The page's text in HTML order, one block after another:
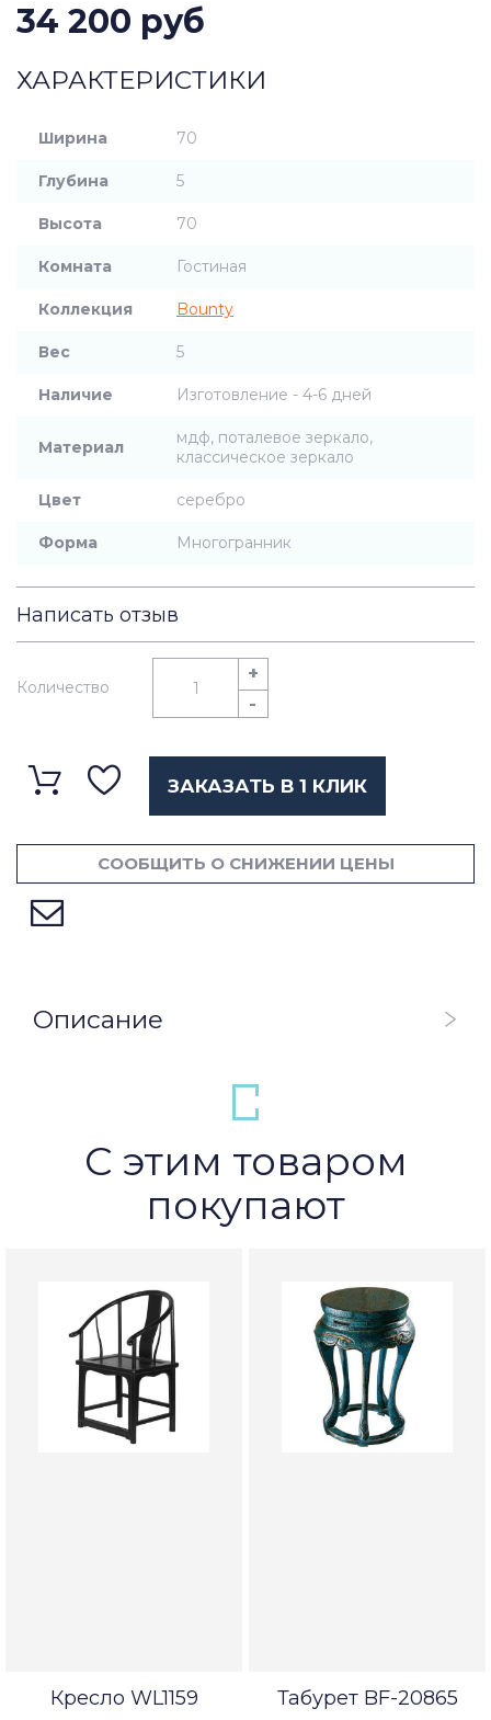
34 200 руб
ХАРАКТЕРИСТИКИ
Ширина 70
Глубина 5
Высота 70
Комната Гостиная
Коллекция Bounty
Вес 5
Наличие Изготовление - 4-6 дней
Материал
мдф, поталевое зеркало,
классическое зеркало
Цвет серебро
Форма Многогранник
Написать отзыв
Количество
+
-
ЗАКАЗАТЬ В 1 КЛИК
СООБЩИТЬ О СНИЖЕНИИ ЦЕНЫ
Описание
С этим товаром
покупают
Кресло WL1159 Табурет BF-20865